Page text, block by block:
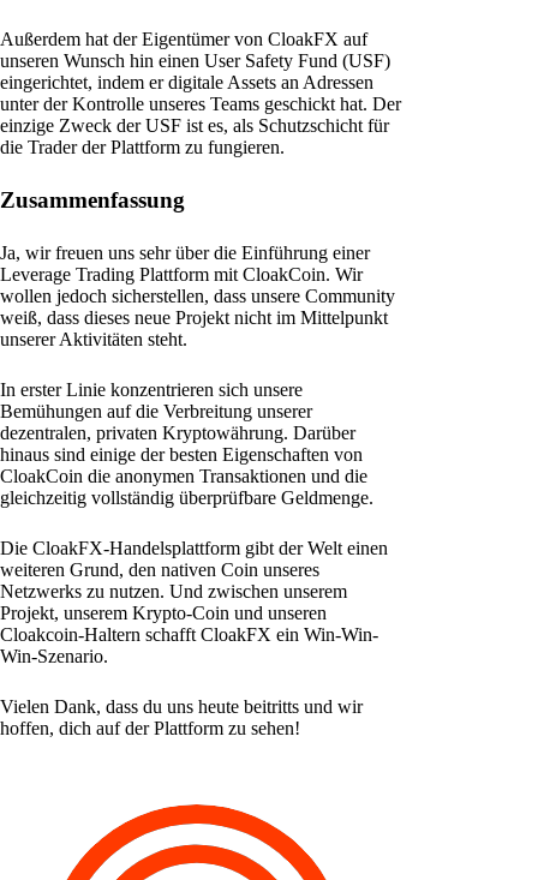
Außerdem hat der Eigentümer von CloakFX auf
unseren Wunsch hin einen User Safety Fund (USF)
eingerichtet, indem er digitale Assets an Adressen
unter der Kontrolle unseres Teams geschickt hat. Der
einzige Zweck der USF ist es, als Schutzschicht für
die Trader der Plattform zu fungieren.
Zusammenfassung
Ja, wir freuen uns sehr über die Einführung einer
Leverage Trading Plattform mit CloakCoin. Wir
wollen jedoch sicherstellen, dass unsere Community
weiß, dass dieses neue Projekt nicht im Mittelpunkt
unserer Aktivitäten steht.
In erster Linie konzentrieren sich unsere
Bemühungen auf die Verbreitung unserer
dezentralen, privaten Kryptowährung. Darüber
hinaus sind einige der besten Eigenschaften von
CloakCoin die anonymen Transaktionen und die
gleichzeitig vollständig überprüfbare Geldmenge.
Die CloakFX-Handelsplattform gibt der Welt einen
weiteren Grund, den nativen Coin unseres
Netzwerks zu nutzen. Und zwischen unserem
Projekt, unserem Krypto-Coin und unseren
Cloakcoin-Haltern schafft CloakFX ein Win-Win-
Win-Szenario.
Vielen Dank, dass du uns heute beitritts und wir
hoffen, dich auf der Plattform zu sehen!